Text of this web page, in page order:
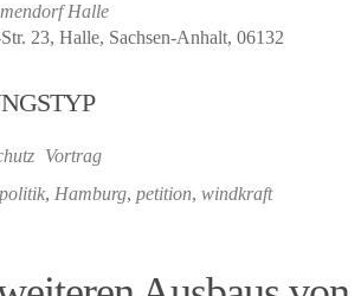
Halle
23, Halle, Sachsen-Anhalt, 06132
Vortrag
, Hamburg, petition, windkraft